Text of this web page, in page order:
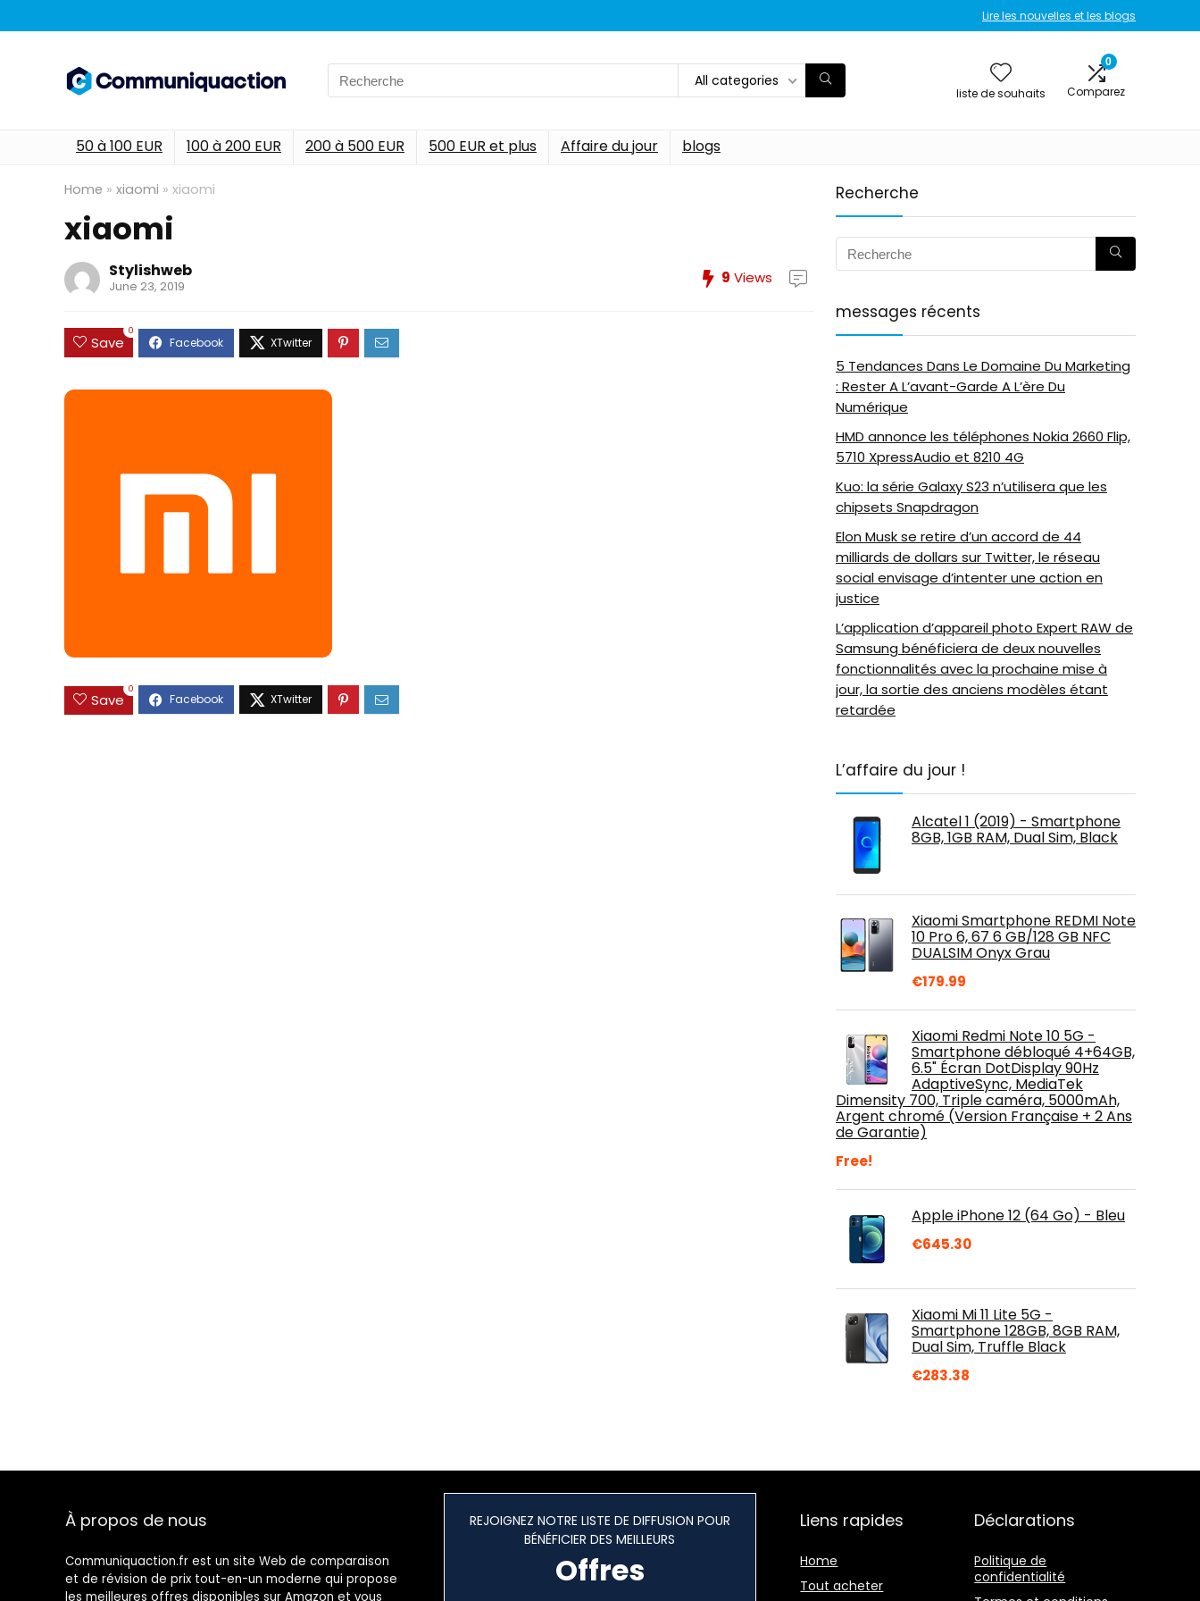
Lire les nouvelles et les blogs
Search
for:
All categories
liste de souhaits
0
Comparez
50 à 100 EUR 100 à 200 EUR 200 à 500 EUR 500 EUR et plus Affaire du jour blogs
Home » xiaomi » xiaomi
xiaomi
Stylishweb
June 23, 2019 9 Views
Save
0
Save
0
Recherche
messages récents
5 Tendances Dans Le Domaine Du Marketing
: Rester A L’avant-Garde A L’ère Du
Numérique
HMD annonce les téléphones Nokia 2660 Flip,
5710 XpressAudio et 8210 4G
Kuo: la série Galaxy S23 n’utilisera que les
chipsets Snapdragon
Elon Musk se retire d’un accord de 44
milliards de dollars sur Twitter, le réseau
social envisage d’intenter une action en
justice
L’application d’appareil photo Expert RAW de
Samsung bénéficiera de deux nouvelles
fonctionnalités avec la prochaine mise à
jour, la sortie des anciens modèles étant
retardée
L’affaire du jour !
Alcatel 1 (2019) - Smartphone
8GB, 1GB RAM, Dual Sim, Black
Xiaomi Smartphone REDMI Note
10 Pro 6, 67 6 GB/128 GB NFC
DUALSIM Onyx Grau
€179.99
Xiaomi Redmi Note 10 5G -
Smartphone débloqué 4+64GB,
6.5" Écran DotDisplay 90Hz
AdaptiveSync, MediaTek
Dimensity 700, Triple caméra, 5000mAh,
Argent chromé (Version Française + 2 Ans
de Garantie)
Free!
Apple iPhone 12 (64 Go) - Bleu
€645.30
Xiaomi Mi 11 Lite 5G -
Smartphone 128GB, 8GB RAM,
Dual Sim, Truffle Black
€283.38
À propos de nous
Communiquaction.fr est un site Web de comparaison
et de révision de prix tout-en-un moderne qui propose
les meilleures offres disponibles sur Amazon et vous
REJOIGNEZ NOTRE LISTE DE DIFFUSION POUR
BÉNÉFICIER DES MEILLEURS
Offres
Liens rapides
Home
Tout acheter
Déclarations
Politique de
confidentialité